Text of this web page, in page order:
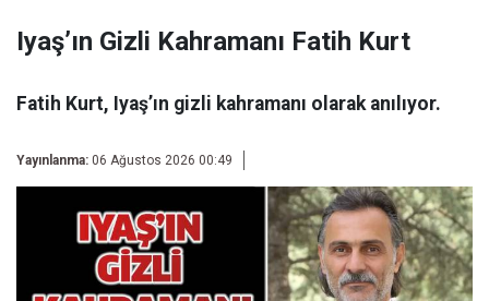
Iyaş’ın Gizli Kahramanı Fatih Kurt
Fatih Kurt, Iyaş’ın gizli kahramanı olarak anılıyor.
Yayınlanma: 06 Ağustos 2026 00:49